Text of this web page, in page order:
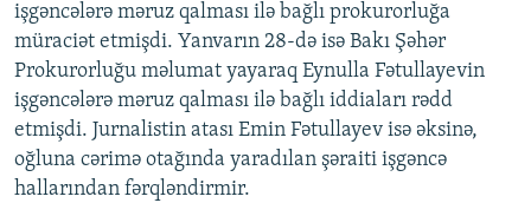
işgəncələrə məruz qalması ilə bağlı prokurorluğa
müraciət etmişdi. Yanvarın 28-də isə Bakı Şəhər
Prokurorluğu məlumat yayaraq Eynulla Fətullayevin
işgəncələrə məruz qalması ilə bağlı iddiaları rədd
etmişdi. Jurnalistin atası Emin Fətullayev isə əksinə,
oğluna cərimə otağında yaradılan şəraiti işgəncə
hallarından fərqləndirmir.